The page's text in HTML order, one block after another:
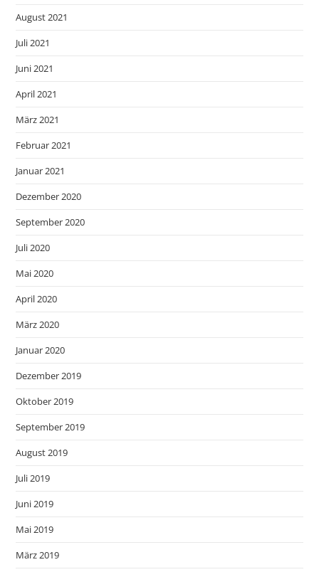
August 2021
Juli 2021
Juni 2021
April 2021
März 2021
Februar 2021
Januar 2021
Dezember 2020
September 2020
Juli 2020
Mai 2020
April 2020
März 2020
Januar 2020
Dezember 2019
Oktober 2019
September 2019
August 2019
Juli 2019
Juni 2019
Mai 2019
März 2019